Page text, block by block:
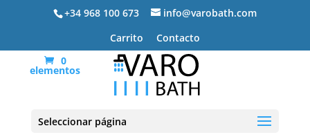
+34 968 100 673
info@varobath.com
Carrito
Contacto
0
elementos
Seleccionar página